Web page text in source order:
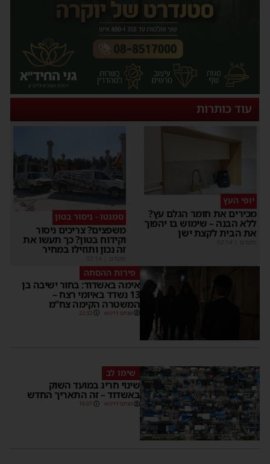
עוד כותרות
יופי העץ
מכירים את חומר הגלם עץ?
ללא הבנה – שימוש בו יהפוך
את הבית לקצת ישן
מקודם
סמנטו - ניסור בטון
משפצים? צריכים ניסור
וקידוח בטון? כך תעשו את
זה נכון ותוזילו במחיר
מקודם
פירות ההסתה
אימה באשדוד: בחור ישיבה בן
13 נשדד באיומי רצח –
המשטרה הקימה צח”מ
מנחם דויטש 22:32
שימו לב
שינוי חריג במועד השוק
באשדוד – זה התאריך החדש
מנחם דויטש 16:07